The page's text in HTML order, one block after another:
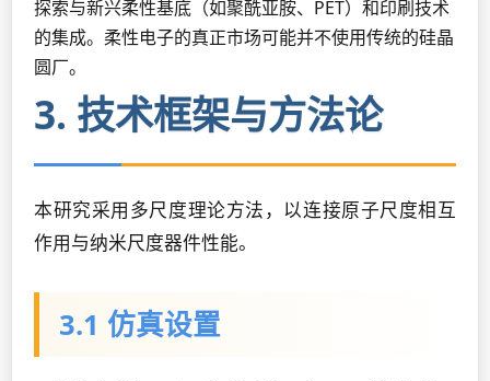
探索与新兴柔性基底（如聚酰亚胺、PET）和印刷技术
的集成。柔性电子的真正市场可能并不使用传统的硅晶
圆厂。
3. 技术框架与方法论
本研究采用多尺度理论方法，以连接原子尺度相互
作用与纳米尺度器件性能。
3.1 仿真设置